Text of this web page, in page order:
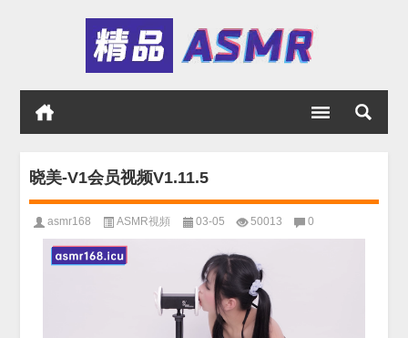
晓美-V1会员视频V1.11.5
asmr168 ASMR視頻 03-05 50013 0